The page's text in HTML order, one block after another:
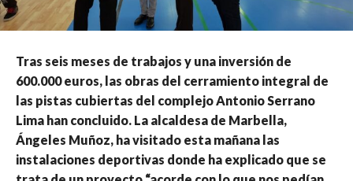
Tras seis meses de trabajos y una inversión de
600.000 euros, las obras del cerramiento integral de
las pistas cubiertas del complejo Antonio Serrano
Lima han concluido. La alcaldesa de Marbella,
Ángeles Muñoz, ha visitado esta mañana las
instalaciones deportivas donde ha explicado que se